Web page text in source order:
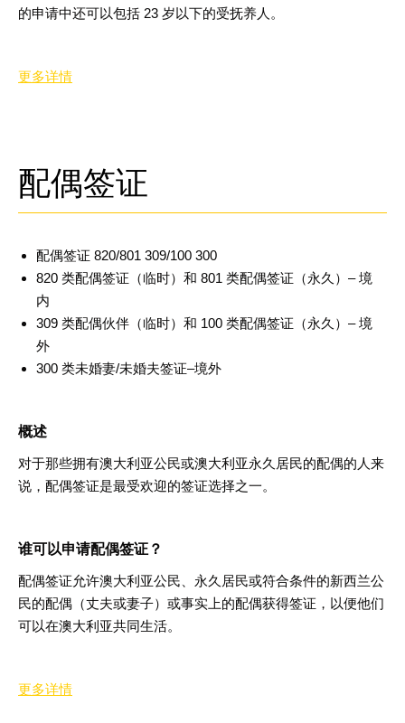
的申请中还可以包括 23 岁以下的受抚养人 。
更多详情
配偶签证
配偶签证 820/801 309/100 300
820 类配偶签证（临时）和 801 类配偶签证（永久） –境
内
309 类配偶伙伴（临时）和 100 类配偶签证（永久） –境
外
300 类未婚妻/未婚夫签证–境外
概述
对于那些拥有澳大利亚公民或澳大利亚永久居民的配偶的人来
说，配偶签证是最受欢迎的签证选择之一。
谁可以申请配偶签证 ？
配偶签证允许澳大利亚公民、永久居民或符合条件的新西兰公
民的配偶（丈夫或妻子）或事实上的配偶获得签证，以便他们
可以在澳大利亚共同生活。
更多详情